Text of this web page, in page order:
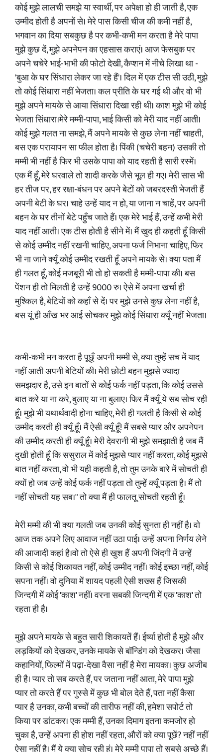
कोई मुझे लालची समझे या स्वार्थी, पर अपेक्षा हो ही जाती है, एक
उम्मीद होती है अपनों से। मेरे पास किसी चीज की कमी नहीं है,
भगवान का दिया सबकुछ है पर कभी-कभी मन करता है मेरे पापा
मुझे कुछ दें, मुझे अपनेपन का एहसास कराएं। आज फेसबुक पर
अपने चचेरे भाई-भाभी की फोटो देखी, कैप्शन में नीचे लिखा था -
'बुआ के घर सिंधारा लेकर जा रहे हैं'। दिल में एक टीस सी उठी, मुझे
तो कोई सिंधारा नहीं भेजता। कल प्रीति के घर गई थी और वो भी
मुझे अपने मायके से आया सिंधारा दिखा रही थी। काश मुझे भी कोई
भेजता सिंधारा।मेरे मम्मी-पापा, भाई किसी को मेरी याद नहीं आती।
कोई मुझे गलत ना समझे, मैं अपने मायके से कुछ लेना नहीं चाहती,
बस एक परायापन सा फील होता है। पिंकी (चचेरी बहन) उसकी तो
मम्मी भी नहीं है फिर भी उसके पापा को याद रहती है सारी रस्में।
एक मैं हूँ, मेरे घरवाले तो शादी करके जैसे भूल ही गए। मेरी सास भी
हर तीज पर, हर रक्षा-बंधन पर अपने बेटों को जबरदस्ती भेजती हैं
अपनी बेटी के घर। चाहे उन्हें याद न हो, या जाना न चाहें, पर अपनी
बहन के घर तीनों बेटे पहुँच जाते हैं। एक मेरे भाई हैं, उन्हें कभी मेरी
याद नहीं आती। एक टीस होती है सीने में। मैं खुद ही कहती हूँ किसी
से कोई उम्मीद नहीं रखनी चाहिए, अपना फर्ज निभाना चाहिए, फिर
भी ना जाने क्यूँ कोई उम्मीद रखती हूँ अपने मायके से। क्या पता मैं
ही गलत हूँ, कोई मजबूरी भी तो हो सकती है मम्मी-पापा की। बस
पेंशन ही तो मिलती है उन्हें 9000 रु। ऐसे में अपना खर्चा ही
मुश्किल है, बेटियों को कहाँ से दें। पर मुझे उनसे कुछ लेना नहीं है,
बस यूं ही आँख भर आई सोचकर मुझे कोई सिंधारा क्यूँ नहीं भेजता।
कभी-कभी मन करता है पूछूँ अपनी मम्मी से, क्या तुम्हें सच में याद
नहीं आती अपनी बेटियों की। मेरी छोटी बहन मुझसे ज्यादा
समझदार है, उसे इन बातों से कोई फर्क नहीं पड़ता, कि कोई उससे
बात करे या ना करे, बुलाए या ना बुलाए। फिर मैं क्यूँ ये सब सोच रही
हूँ। मुझे भी यथार्थवादी होना चाहिए, मेरी ही गलती है किसी से कोई
उम्मीद करती ही क्यूँ हूँ। मैं ऐसी क्यूँ हूँ! मैं सबसे प्यार और अपनेपन
की उम्मीद करती ही क्यूँ हूँ। मेरी देवरानी भी मुझे समझाती है जब मैं
दुखी होती हूँ कि ससुराल में कोई मुझसे प्यार नहीं करता, कोई मुझसे
बात नहीं करता, वो भी यही कहती है, तो तुम उनके बारे में सोचती ही
क्यों हो जब उन्हें कोई फर्क नहीं पड़ता तो तुम्हें क्यूँ पड़ता है। मैं तो
नहीं सोचती यह सब।" तो क्या मैं ही फालतू सोचती रहती हूँ।
मेरी मम्मी की भी क्या गलती जब उनकी कोई सुनता ही नहीं है। वो
आज तक अपने लिए आवाज नहीं उठा पाई। उन्हें अपना निर्णय लेने
की आजादी कहां है।वो तो ऐसे ही खुश हैं अपनी जिंदगी में उन्हें
किसी से कोई शिकायत नहीं, कोई उम्मीद नहीं। कोई इच्छा नहीं, कोई
सपना नहीं। वो दुनिया में शायद पहली ऐसी शख्स हैं जिसकी
जिन्दगी में कोई 'काश' नहीं। वरना सबकी जिन्दगी में एक 'काश' तो
रहता ही है।
मुझे अपने मायके से बहुत सारी शिकायतें हैं। ईर्ष्या होती है मुझे और
लड़कियों को देखकर, उनके मायके से बॉन्डिंग को देखकर। जैसा
कहानियों, फिल्मों में पढ़ा-देखा वैसा नहीं है मेरा मायका। कुछ अजीब
ही है। प्यार तो सब करते हैं, पर जताना नहीं आता, मेरे पापा मुझे
प्यार तो करते हैं पर गुस्से में कुछ भी बोल देते हैं, पता नहीं कैसा
प्यार है उनका, कभी बच्चों की तारीफ नहीं की, हमेशा सपोर्ट तो
किया पर डांटकर। एक मम्मी हैं, उनका दिमाग इतना कमजोर हो
चुका है, उन्हें अपना ही होश नहीं रहता, औरों को क्या पूछें? नहीं नहीं